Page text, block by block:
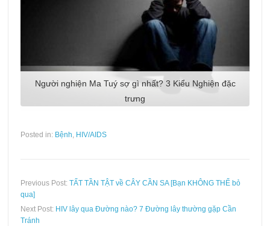
Người nghiện Ma Tuý sợ gì nhất? 3 Kiểu Nghiện đặc
trưng
Posted in: Bệnh HIV/AIDS
Previous Post:TẤT TẦN TẬT về CÂY CẦN SA [Bạn KHÔNG THỂ bỏ
qua]
Next Post: HIV lây qua Đường nào? 7 Đường lây thường gặp Cần
Tránh